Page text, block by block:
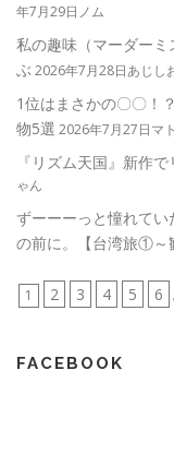
年7月29日ノム
私の趣味（マーダー
ぶ 2026年7月28日あじし
1位はまさかの〇〇！
物5選 2026年7月27日マト
『リズム天国』新作
ゃん
ずーーーっと憧れて
の前に。【台湾旅①～
1 2 3 4 5 6
FACEBOOK